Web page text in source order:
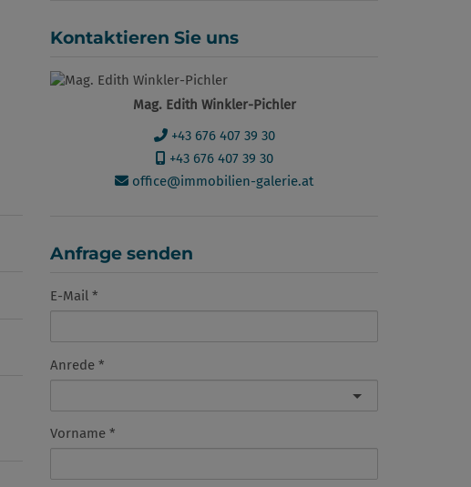
Kontaktieren Sie uns
Mag. Edith Winkler-Pichler
+43 676 407 39 30
+43 676 407 39 30
office@immobilien-galerie.at
Anfrage senden
E-Mail
Anrede
Vorname